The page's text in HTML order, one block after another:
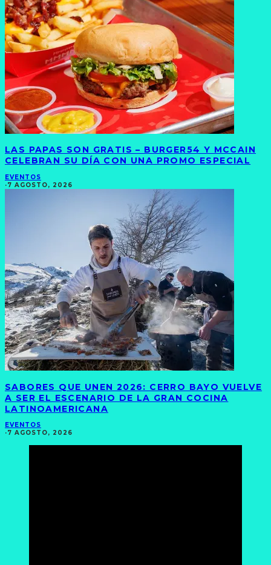
LAS PAPAS SON GRATIS – BURGER54 Y MCCAIN
CELEBRAN SU DÍA CON UNA PROMO ESPECIAL
EVENTOS
·7 AGOSTO, 2026
SABORES QUE UNEN 2026: CERRO BAYO VUELVE
A SER EL ESCENARIO DE LA GRAN COCINA
LATINOAMERICANA
EVENTOS
·7 AGOSTO, 2026